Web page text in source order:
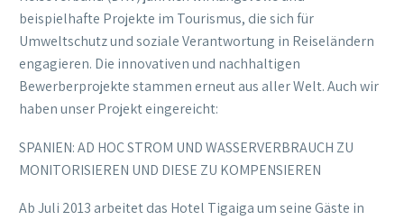
beispielhafte Projekte im Tourismus, die sich für
Umweltschutz und soziale Verantwortung in Reiseländern
engagieren. Die innovativen und nachhaltigen
Bewerberprojekte stammen erneut aus aller Welt. Auch wir
haben unser Projekt eingereicht:
SPANIEN: AD HOC STROM UND WASSERVERBRAUCH ZU
MONITORISIEREN UND DIESE ZU KOMPENSIEREN
Ab Juli 2013 arbeitet das Hotel Tigaiga um seine Gäste in